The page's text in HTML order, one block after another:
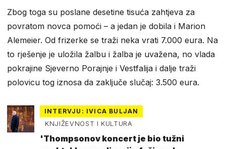
Zbog toga su poslane desetine tisuća zahtjeva za
povratom novca pomoći – a jedan je dobila i Marion
Alemeier. Od frizerke se traži neka vrati 7.000 eura. Na
to rješenje je uložila žalbu i žalba je uvažena, no vlada
pokrajine Sjeverno Porajnje i Vestfalija i dalje traži
polovicu tog iznosa da zaključe slučaj: 3.500 eura.
INTERVJU: IVICA BULJAN
KNJIŽEVNOST I KULTURA
'Thompsonov koncert je bio tužni